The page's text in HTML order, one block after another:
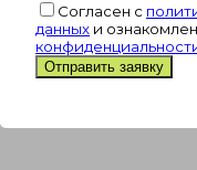
Согласен с
данных и